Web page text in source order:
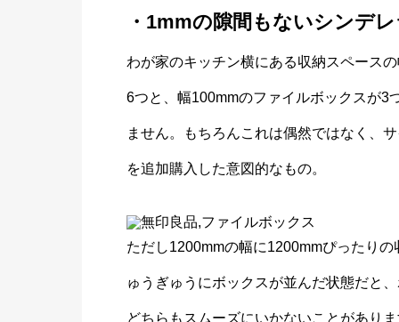
・1mmの隙間もないシンデ
わが家のキッチン横にある収納スペース
6つと、幅100mmのファイルボックスが3
ません。もちろんこれは偶然ではなく、
を追加購入した意図的なもの。
ただし1200mmの幅に1200mmぴったり
ゅうぎゅうにボックスが並んだ状態だと
どちらもスムーズにいかないことがあり